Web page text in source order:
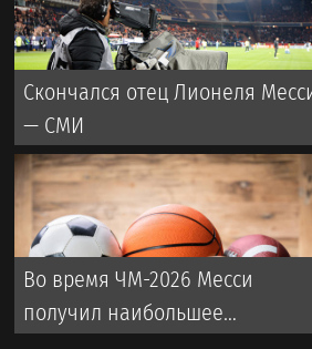
Скончался отец Лионеля
— СМИ
Во время ЧМ-2026 Месси
получил наибольшее